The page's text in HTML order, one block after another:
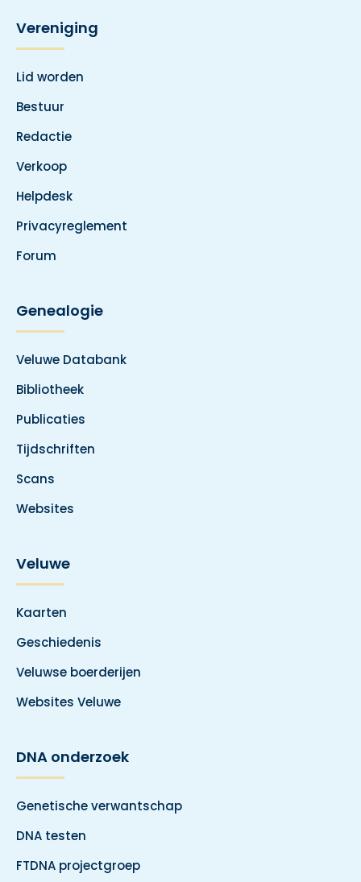
Vereniging
Lid worden
Bestuur
Redactie
Verkoop
Helpdesk
Privacyreglement
Forum
Genealogie
Veluwe Databank
Bibliotheek
Publicaties
Tijdschriften
Scans
Websites
Veluwe
Kaarten
Geschiedenis
Veluwse boerderijen
Websites Veluwe
DNA onderzoek
Genetische verwantschap
DNA testen
FTDNA projectgroep